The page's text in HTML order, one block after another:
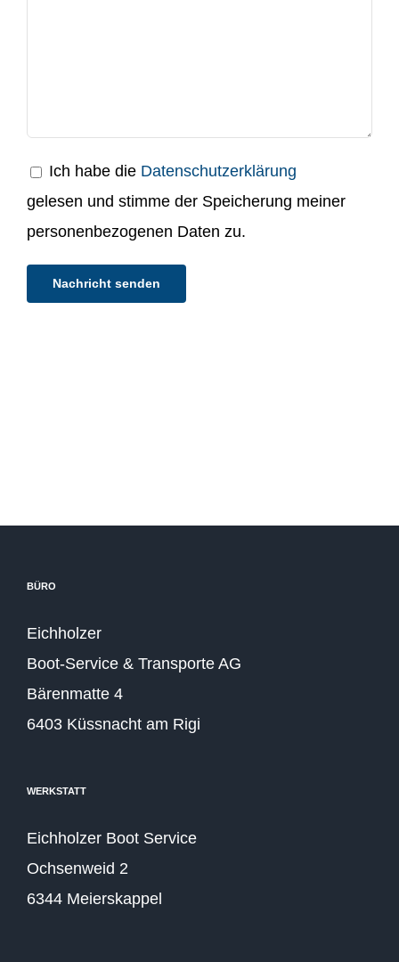
Ich habe die Datenschutzerklärung
gelesen und stimme der Speicherung meiner
personenbezogenen Daten zu.
BÜRO
Eichholzer
Boot-Service & Transporte AG
Bärenmatte 4
6403 Küssnacht am Rigi
WERKSTATT
Eichholzer Boot Service
Ochsenweid 2
6344 Meierskappel